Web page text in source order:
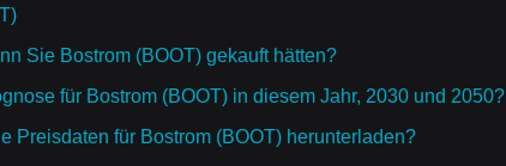
Sie Bostrom (BOOT) gekauft hätten?
für Bostrom (BOOT) in diesem Jahr, 2030 und 2050?
Preisdaten für Bostrom (BOOT) herunterladen?